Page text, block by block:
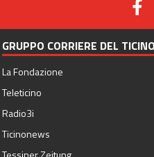
GRUPPO CORRIERE DEL TICINO
La Fondazione
Teleticino
Radio3i
Ticinonews